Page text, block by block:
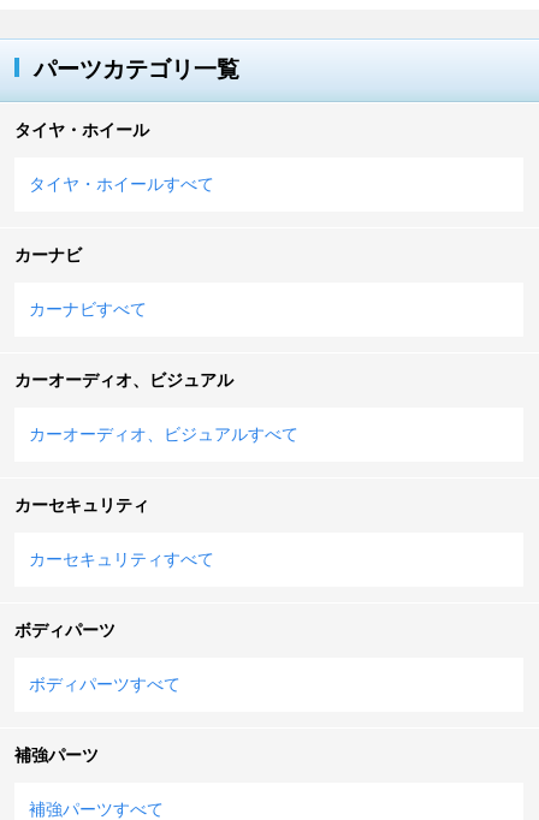
パーツカテゴリ一覧
タイヤ・ホイール
タイヤ・ホイールすべて
カーナビ
カーナビすべて
カーオーディオ、ビジュアル
カーオーディオ、ビジュアルすべて
カーセキュリティ
カーセキュリティすべて
ボディパーツ
ボディパーツすべて
補強パーツ
補強パーツすべて